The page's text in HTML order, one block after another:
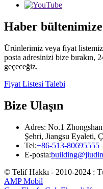
Haber
Ürünlerimiz veya fiyat
posta adresinizi bize bırakın,
geçeceğiz.
Fiyat Listesi Talebi
Bize Ulaşın
Adres: No.1
Şehri, Jiangsu Eyaleti,
Tel:+86-513-80695555
E-posta:
© Telif Hakkı - 2010-2024 :
AMP Mobil